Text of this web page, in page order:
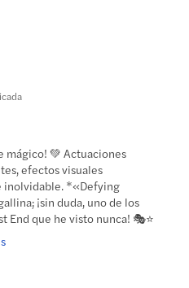
mágico! 💚 Actuaciones
efectos visuales
inolvidable. *«Defying
¡sin duda, uno de los
End que he visto nunca! 🎭⭐️